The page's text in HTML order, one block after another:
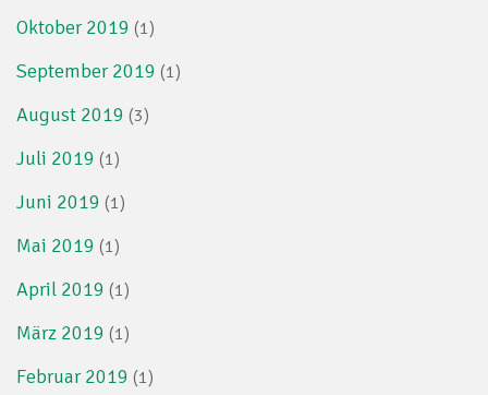
Oktober 2019 (1)
September 2019 (1)
August 2019 (3)
Juli 2019 (1)
Juni 2019 (1)
Mai 2019 (1)
April 2019 (1)
März 2019 (1)
Februar 2019 (1)